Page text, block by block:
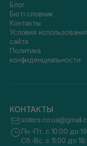
Блог
Бюті словник
Контакты
Условия использования
сайта
Политика
конфиденциальности
КОНТАКТЫ
Пн.-Пт. с 10:00 до
Сб.-Вс. с 11:00 до